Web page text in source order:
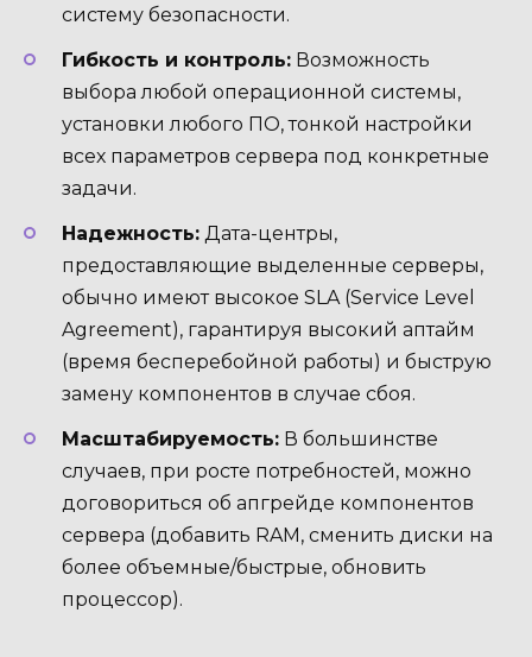
систему безопасности.
Гибкость и контроль: Возможность
выбора любой операционной системы,
установки любого ПО, тонкой настройки
всех параметров сервера под конкретные
задачи.
Надежность: Дата-центры,
предоставляющие выделенные серверы,
обычно имеют высокое SLA (Service Level
Agreement), гарантируя высокий аптайм
(время бесперебойной работы) и быструю
замену компонентов в случае сбоя.
Масштабируемость: В большинстве
случаев, при росте потребностей, можно
договориться об апгрейде компонентов
сервера (добавить RAM, сменить диски на
более объемные/быстрые, обновить
процессор).